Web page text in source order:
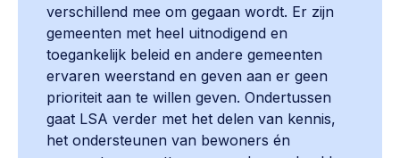
verschillend mee om gegaan wordt. Er zijn
gemeenten met heel uitnodigend en
toegankelijk beleid en andere gemeenten
ervaren weerstand en geven aan er geen
prioriteit aan te willen geven. Ondertussen
gaat LSA verder met het delen van kennis,
het ondersteunen van bewoners én